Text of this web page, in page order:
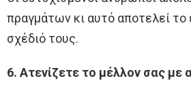
πραγμάτων κι αυτό αποτελεί το
σχέδιό τους.
6. Ατενίζετε το μέλλον σας με